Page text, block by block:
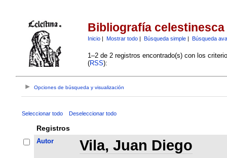
Bibliografía celestinesca
Inicio| Mostrar todo| Búsqueda simple| Búsqueda
1–2 de 2 registros encontrado(s) con los
(RSS):
Opciones de búsqueda y visualización
Seleccionar todo Deseleccionar todo
Registros
Autor Vila, Juan Diego